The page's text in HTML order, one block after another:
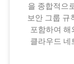
을 종합적으
보안 그룹 규
포함하여 해
클라우드 네